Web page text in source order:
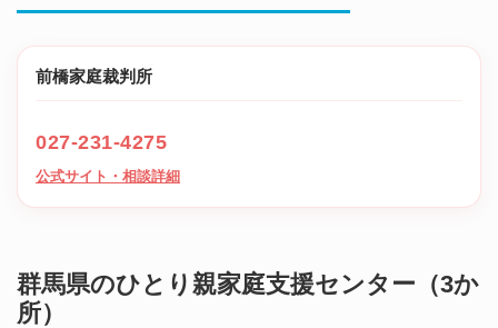
前橋家庭裁判所
027-231-4275
公式サイト・相談詳細
群馬県のひとり親家庭支援センター（3か
所）